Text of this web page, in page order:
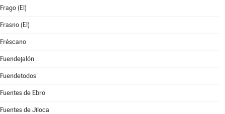
Frago (El)
Frasno (El)
Fréscano
Fuendejalón
Fuendetodos
Fuentes de Ebro
Fuentes de Jiloca